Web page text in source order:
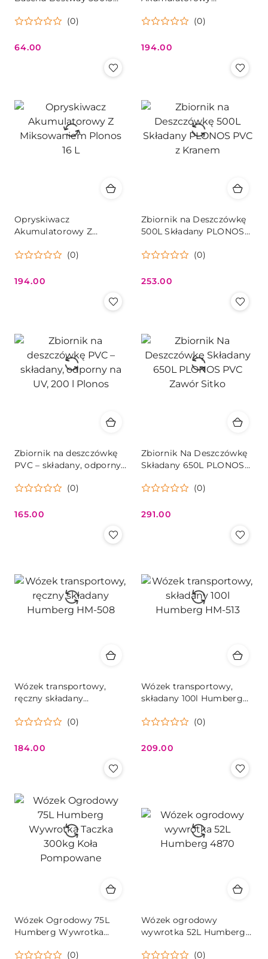
(0)
Cena:
64.00
Plonos 16L 8Ah
(0)
Cena:
194.00
Opryskiwacz
Akumulatorowy Z
(0)
Cena:
194.00
Zbiornik na Deszczówkę
500L Składany PLONOS
(0)
Cena:
253.00
Zbiornik na deszczówkę
PVC – składany, odporny
(0)
Cena:
165.00
Zbiornik Na Deszczówkę
Składany 650L PLONOS
(0)
Cena:
291.00
Wózek transportowy,
ręczny składany
(0)
Cena:
184.00
Wózek transportowy,
składany 100l Humberg
(0)
Cena:
209.00
Wózek Ogrodowy 75L
Humberg Wywrotka
Pompowane(0)
Wózek ogrodowy
wywrotka 52L Humberg
(0)